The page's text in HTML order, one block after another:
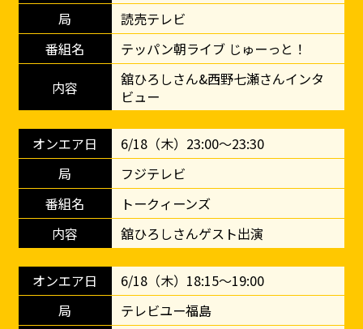
読売テレビ
テッパン朝ライブ じゅーっと！
舘ひろしさん&西野七瀬さんインタ
ビュー
6/18（木）23:00～23:30
フジテレビ
トークィーンズ
舘ひろしさんゲスト出演
6/18（木）18:15～19:00
テレビユー福島